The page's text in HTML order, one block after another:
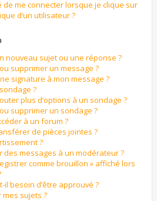
de me connecter lorsque je clique sur
d’un utilisateur ?
nouveau sujet ou une réponse ?
supprimer un message ?
signature à mon message ?
?
plus d’options à un sondage ?
supprimer un sondage ?
à un forum ?
de pièces jointes ?
?
des messages à un modérateur ?
comme brouillon » affiché lors
besoin d’être approuvé ?
sujets ?